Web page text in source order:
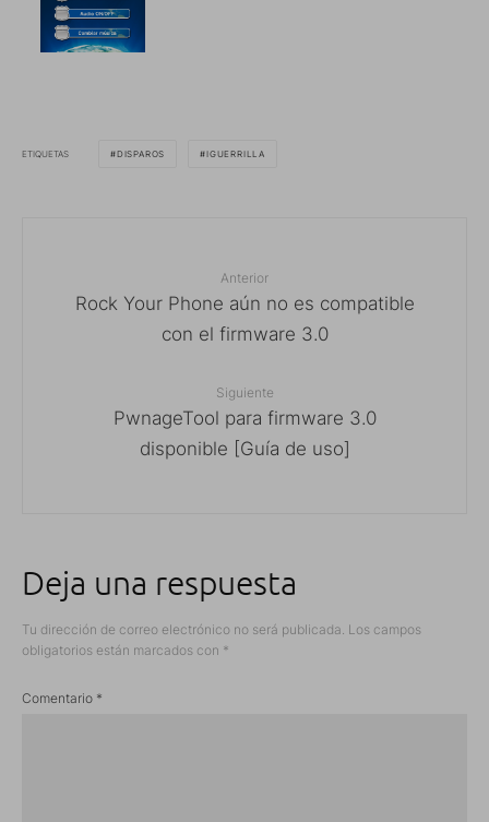
ETIQUETAS DISPAROS IGUERRILLA
Anterior
Rock Your Phone aún no es compatible
con el firmware 3.0
Siguiente
PwnageTool para firmware 3.0
disponible [Guía de uso]
Deja una respuesta
Tu dirección de correo electrónico no será publicada. Los campos
obligatorios están marcados con *
Comentario *